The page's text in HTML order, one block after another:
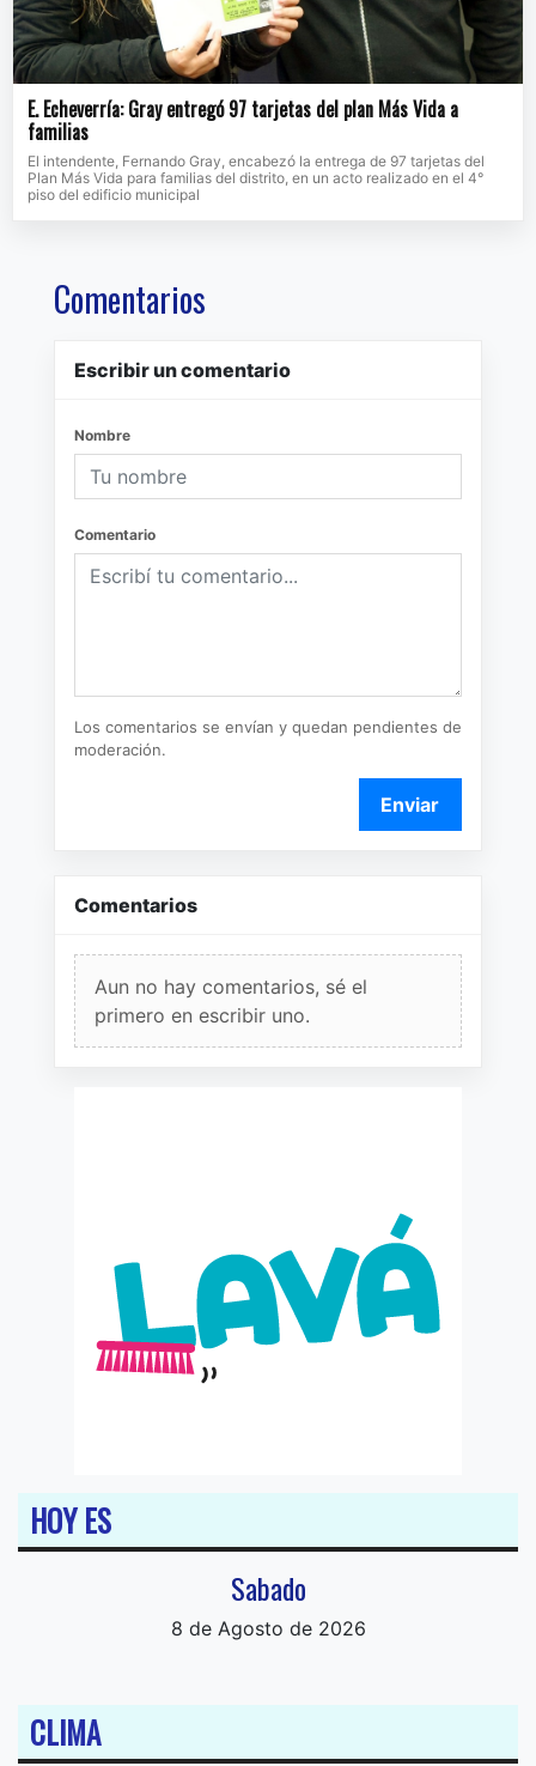
E. Echeverría: Gray entregó 97 tarjetas del plan Más Vida a
familias
El intendente, Fernando Gray, encabezó la entrega de 97 tarjetas del
Plan Más Vida para familias del distrito, en un acto realizado en el 4°
piso del edificio municipal
Comentarios
Escribir un comentario
Nombre
Comentario
Los comentarios se envían y quedan pendientes de
moderación.
Enviar
Comentarios
Aun no hay comentarios, sé el
primero en escribir uno.
HOY ES
Sabado
8 de Agosto de 2026
CLIMA